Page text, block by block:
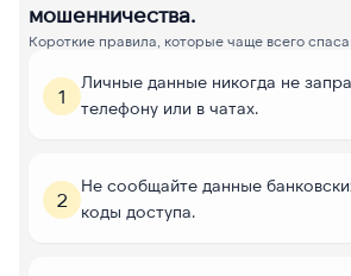
мошенничества.
Короткие правила, которые чаще всего
1
Личные данные никогда не
телефону или в чатах.
2
Не сообщайте данные
коды доступа.